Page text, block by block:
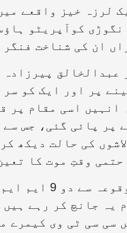
نگوڑی کوآپریٹو
ان کی شناخت
عبدالخالق
پر اور ایک کو
انہیں اسی مقام پر
پر پائی گئی، جس
کی حالت دیکھ
وقتِ موت کا
پولیس نے
یہ جانچ کر رہے
سی سی ٹی وی